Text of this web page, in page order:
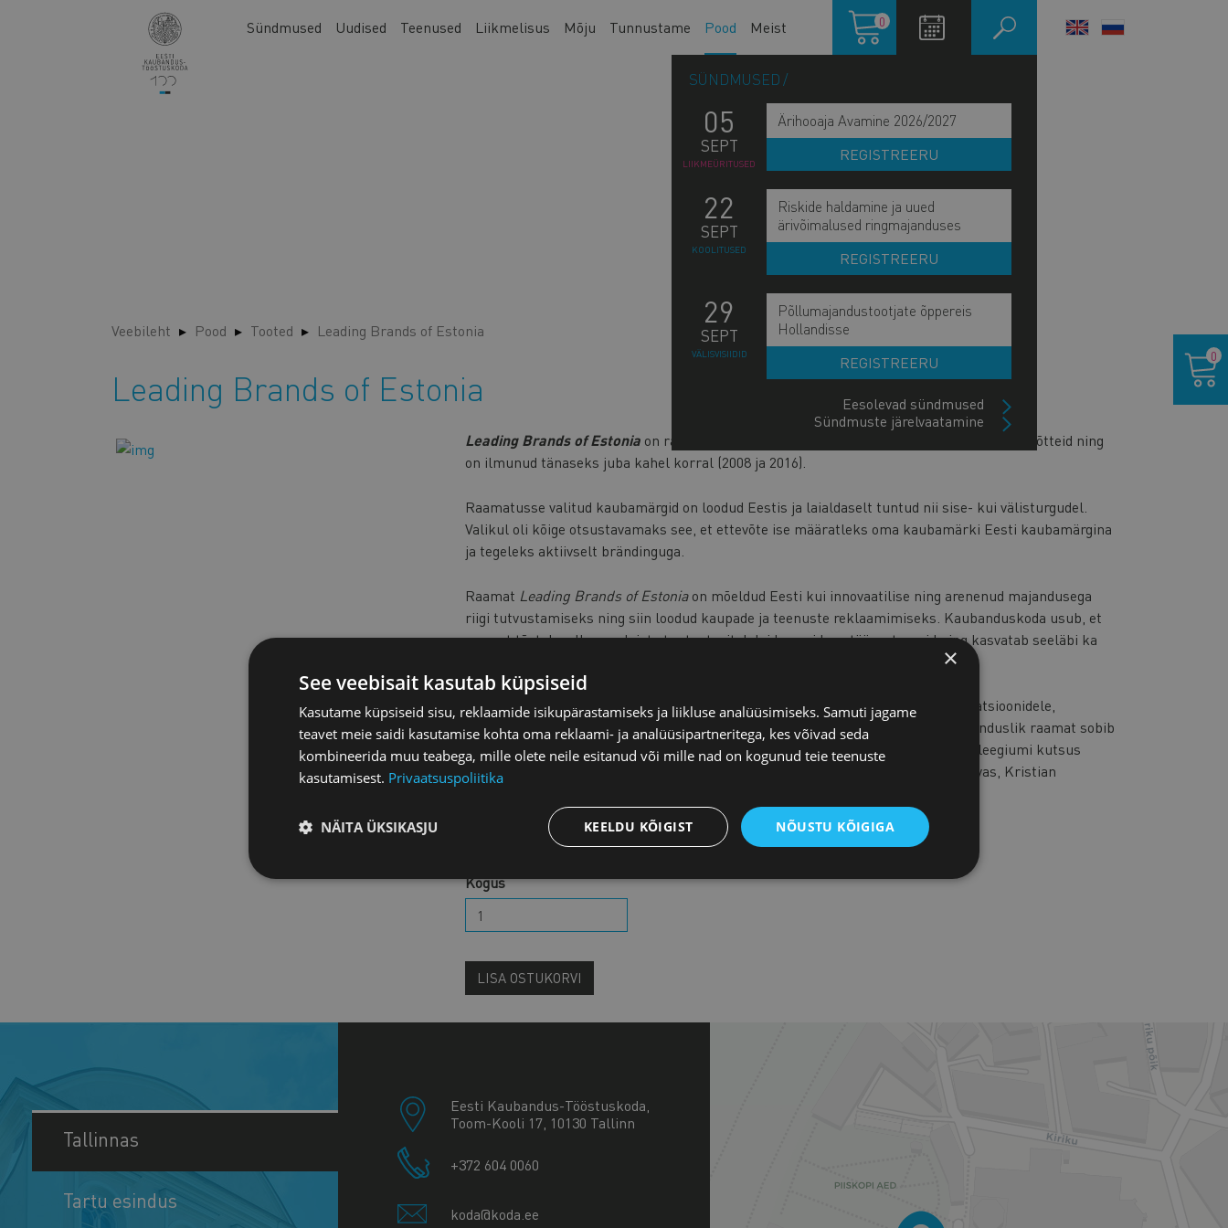
Main
Sündmused Uudised Teenused Liikmelisus Mõju Tunnustame Pood Meist
Ostukorv
0
SÜNDMUSED
05
SEPT
LIIKMEÜRITUSED
Ärihooaja Avamine 2026/2027
REGISTREERU
22
SEPT
KOOLITUSED
Riskide haldamine ja uued
ärivõimalused ringmajanduses
REGISTREERU
29
SEPT
VÄLISVISIIDID
Põllumajandustootjate õppereis
Hollandisse
REGISTREERU
Eesolevad sündmused
Sündmuste järelvaatamine
LANGUAGE
Veebileht Pood Tooted Leading Brands of Estonia
Leading Brands of Estonia
Leading Brands of Estoniaon raamat, mis tutvustab Eesti juhtivaid kaubamärke ja ettevõtteid ning
on ilmunud tänaseks juba kahel korral (2008 ja 2016).
Raamatusse valitud kaubamärgid on loodud Eestis ja laialdaselt tuntud nii sise- kui välisturgudel.
Valikul oli kõige otsustavamaks see, et ettevõte ise määratleks oma kaubamärki Eesti kaubamärgina
ja tegeleks aktiivselt brändinguga.
Raamat Leading Brands of Estoniaon mõeldud Eesti kui innovaatilise ning arenenud majandusega
riigi tutvustamiseks ning siin loodud kaupade ja teenuste reklaamimiseks. Kaubanduskoda usub, et
raamat tõstab selles osalejate tuntust, aitab leida uusi koostööpartnereid ning kasvatab seeläbi ka
Raamatut levitatakse välisriikide saatkondadele ning ettevõtjate esindusorganisatsioonidele,
ministeeriumitele ning osa raamatutest jõuab ka kinkeraamatuna jaemüüki. Esinduslik raamat sobib
hästi väliskülalistele kinkimiseks, tutvustamaks Eesti ettevõtlust. Raamatu kolleegiumi kutsus
kokku Eesti Kaubandus-Tööstuskoda ja sellesse kuulusid Kaja Kallas, Kristi Tiivas, Kristian
Hind: 25,00 € + KM
Kogus
LISA OSTUKORVI
0
Tallinnas
Tartu esindus
Eesti Kaubandus-Tööstuskoda,
Toom-Kooli 17, 10130 Tallinn
+372 604 0060
koda@koda.ee
×
See veebisait kasutab küpsiseid
Kasutame küpsiseid sisu, reklaamide isikupärastamiseks ja liikluse analüüsimiseks. Samuti jagame
teavet meie saidi kasutamise kohta oma reklaami- ja analüüsipartneritega, kes võivad seda
kombineerida muu teabega, mille olete neile esitanud või mille nad on kogunud teie teenuste
kasutamisest. Privaatsuspoliitika
NÕUSTU KÕIGIGA
KEELDU KÕIGIST
NÄITA ÜKSIKASJU